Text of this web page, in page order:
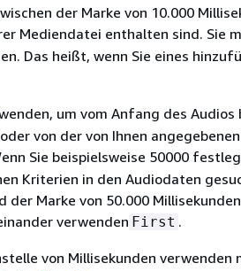
der Marke von 10.000
Mediendatei enthalten sind. Sie
Das heißt, wenn Sie eines
um vom Anfang des Audios
von der von Ihnen
Sie beispielsweise 50000
Kriterien in den Audiodaten
Marke von 50.000
verwenden First .
von Millisekunden verwenden